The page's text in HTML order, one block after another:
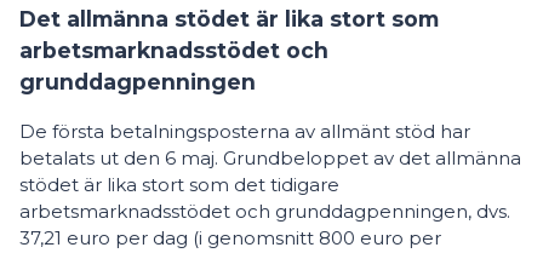
Det allmänna stödet är lika stort som
arbetsmarknadsstödet och
grunddagpenningen
De första betalningsposterna av allmänt stöd har
betalats ut den 6 maj. Grundbeloppet av det allmänna
stödet är lika stort som det tidigare
arbetsmarknadsstödet och grunddagpenningen, dvs.
37,21 euro per dag (i genomsnitt 800 euro per